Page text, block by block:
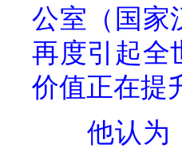
公室（国家
再度引起全
价值正在提
他认为